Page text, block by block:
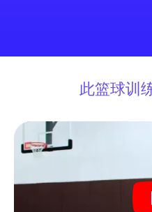
此篮球训